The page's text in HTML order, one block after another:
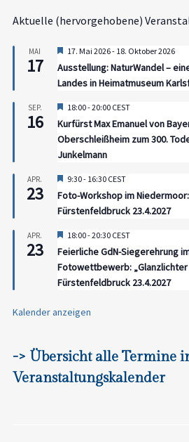
Aktuelle (hervorgehobene)
MAI
17
Hervorgehoben
17. Mai 2026- 18. Oktober 2026
Ausstellung: NaturWandel –
Landes in Heimatmuseum
SEP.
16
Hervorgehoben
18:00-20:00 CEST
Kurfürst Max Emanuel von
Oberschleißheim zum 300.
Junkelmann
APR.
23
Hervorgehoben
9:30- 16:30 CEST
Foto-Workshop im
Fürstenfeldbruck 23.4.2027
APR.
23
Hervorgehoben
18:00-20:30 CEST
Feierliche GdN-Siegerehrung
Fotowettbewerb:
Fürstenfeldbruck 23.4.2027
Kalender anzeigen
-> Übersicht alle Termine
Veranstaltungskalender